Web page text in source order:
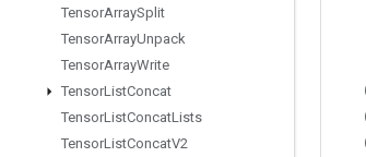
TensorArraySplit
TensorArrayUnpack
TensorArrayWrite
TensorListConcat
TensorListConcatLists
TensorListConcatV2